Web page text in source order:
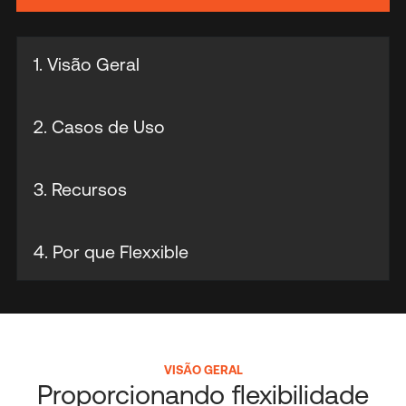
1. Visão Geral
2. Casos de Uso
3. Recursos
4. Por que Flexxible
VISÃO GERAL
Proporcionando flexibilidade